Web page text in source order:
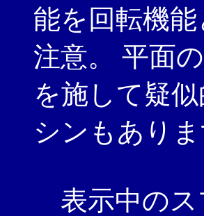
能を回転機
注意。 平面
を施して疑
シンもありま
表示中のス